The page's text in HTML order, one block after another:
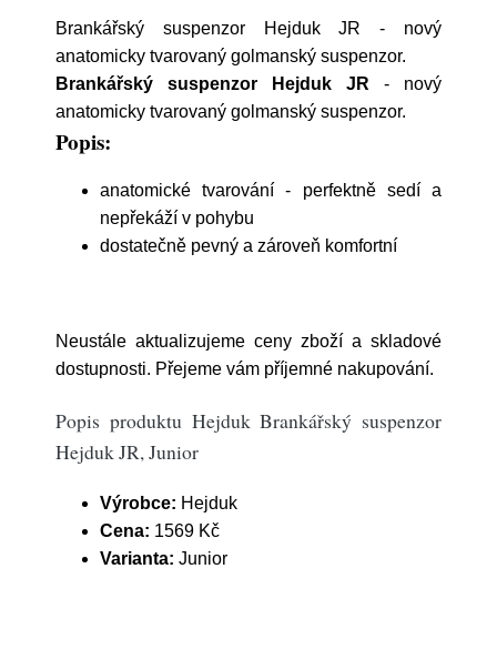
Brankářský suspenzor Hejduk JR - nový
anatomicky tvarovaný golmanský suspenzor.
Brankářský suspenzor Hejduk JR - nový
anatomicky tvarovaný golmanský suspenzor.
Popis:
anatomické tvarování - perfektně sedí a
nepřekáží v pohybu
dostatečně pevný a zároveň komfortní
Neustále aktualizujeme ceny zboží a skladové
dostupnosti. Přejeme vám příjemné nakupování.
Popis produktu Hejduk Brankářský suspenzor
Hejduk JR, Junior
Výrobce: Hejduk
Cena: 1569 Kč
Varianta: Junior